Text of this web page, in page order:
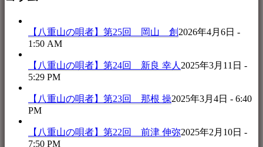
【八重山の唄者】第25回 岡山 創 2026年4月6日 -
1:50 AM
【八重山の唄者】第24回 新良 幸人 2025年3月11日 -
5:29 PM
【八重山の唄者】第23回 那根 操2025年3月4日 - 6:40
PM
【八重山の唄者】第22回 前津 伸弥2025年2月10日 -
7:50 PM